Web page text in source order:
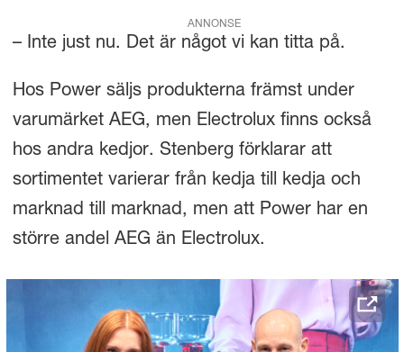
ANNONSE
– Inte just nu. Det är något vi kan titta på.
Hos Power säljs produkterna främst under
varumärket AEG, men Electrolux finns också
hos andra kedjor. Stenberg förklarar att
sortimentet varierar från kedja till kedja och
marknad till marknad, men att Power har en
större andel AEG än Electrolux.